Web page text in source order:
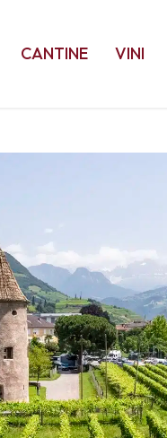
CANTINE VINI